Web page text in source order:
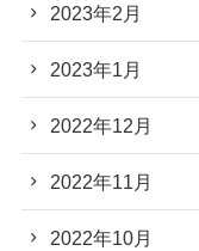
2023年2月
2023年1月
2022年12月
2022年11月
2022年10月